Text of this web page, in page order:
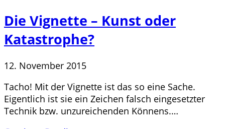
Die Vignette – Kunst oder
Katastrophe?
12. November 2015
Tacho! Mit der Vignette ist das so eine Sache.
Eigentlich ist sie ein Zeichen falsch eingesetzter
Technik bzw. unzureichenden Könnens.…